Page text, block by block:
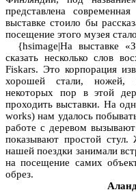
представлена
выставке стоило бы
посещение этого музея
{hsimage|На выставке
сказать несколько слов
Fiskars. Это корпорация
хорошей стали, ножей,
некоторых пор в этой
проходить выставки. На
works) нам удалось
работе с деревом
показывают простой
нашей поездки занимали
на посещение самих
обрез.